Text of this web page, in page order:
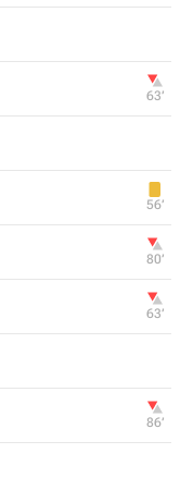
63‎’‎
56‎’‎
80‎’‎
63‎’‎
86‎’‎